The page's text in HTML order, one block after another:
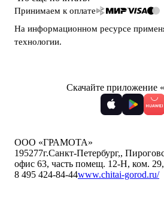
Принимаем к оплате
На информационном ресурсе
технологии.
Скачайте приложение
ООО «ГРАМОТА»
195277г.Санкт-Петербург,,
офис 63, часть помещ. 12-Н, ком. 29,
8 495 424-84-44www.chitai-gorod.ru/